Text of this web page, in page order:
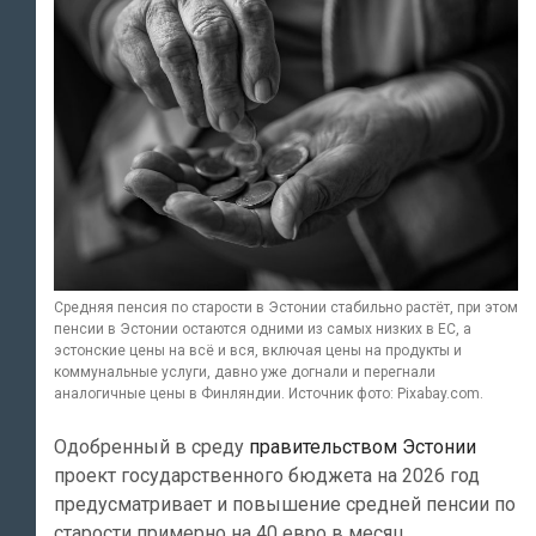
Средняя пенсия по старости в Эстонии стабильно растёт, при этом
пенсии в Эстонии остаются одними из самых низких в ЕС, а
эстонские цены на всё и вся, включая цены на продукты и
коммунальные услуги, давно уже догнали и перегнали
аналогичные цены в Финляндии. Источник фото: Pixabay.com.
Одобренный в среду правительством Эстонии
проект государственного бюджета на 2026 год
предусматривает и повышение средней пенсии по